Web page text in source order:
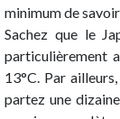
minimum de
Sachez que le
particulièrement
13°C. Par
partez une